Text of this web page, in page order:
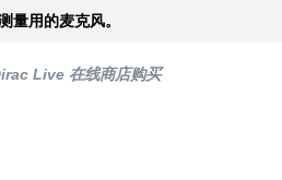
量用的麦克风。
Live 在线商店购买